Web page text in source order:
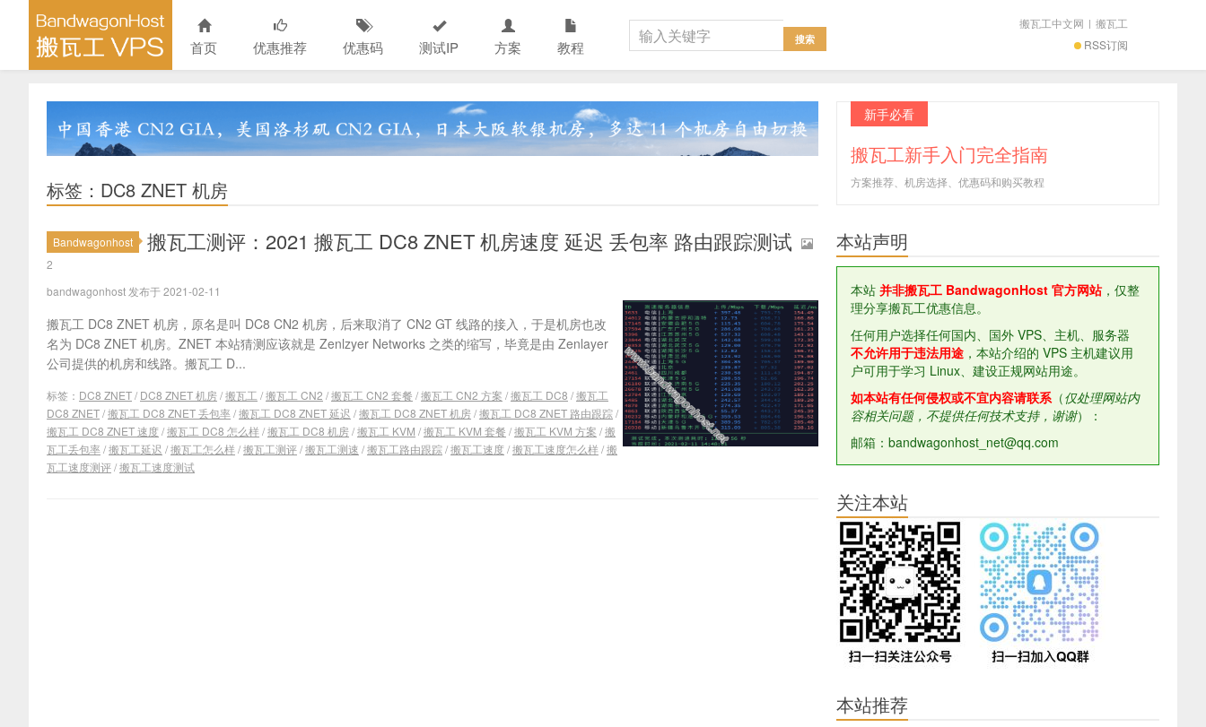
首页 优惠推荐 优惠码 测试IP 方案 教程 RSS订阅
搬瓦工中文网 | 搬瓦工
标签：DC8 ZNET 机房
Bandwagonhost 搬瓦工测评：2021 搬瓦工 DC8 ZNET 机房速度 延迟 丢包率 路由跟踪测试
2
bandwagonhost 发布于 2021-02-11
搬瓦工 DC8 ZNET 机房，原名是叫 DC8 CN2 机房，后来取消了 CN2 GT 线路的接入，于是机房也改
名为 DC8 ZNET 机房。ZNET 本站猜测应该就是 Zenlzyer Networks 之类的缩写，毕竟是由 Zenlayer
公司提供的机房和线路。搬瓦工 D...
标签： DC8 ZNET/ DC8 ZNET 机房/搬瓦工 /搬瓦工 CN2 /搬瓦工 CN2 套餐 /搬瓦工 CN2 方案 /搬瓦工 DC8 /搬瓦工
DC8 ZNET/搬瓦工 DC8 ZNET 丢包率/搬瓦工 DC8 ZNET 延迟 /搬瓦工 DC8 ZNET 机房/搬瓦工 DC8 ZNET 路由跟踪/
搬瓦工 DC8 ZNET 速度/搬瓦工 DC8 怎么样/搬瓦工 DC8 机房/搬瓦工 KVM /搬瓦工 KVM 套餐 /搬瓦工 KVM 方案 /搬
瓦工丢包率/搬瓦工延迟 /搬瓦工怎么样/搬瓦工测评/搬瓦工测速 /搬瓦工路由跟踪/搬瓦工速度/搬瓦工速度怎么样/搬
瓦工速度测评/搬瓦工速度测试
新手必看
搬瓦工新手入门完全指南
方案推荐、机房选择、优惠码和购买教程
本站声明
本站 并非搬瓦工 BandwagonHost 官方网站，仅整
理分享搬瓦工优惠信息。
任何用户选择任何国内、国外 VPS、主机、服务器
不允许用于违法用途 ，本站介绍的 VPS 主机建议用
户可用于学习 Linux、建设正规网站用途。
如本站有任何侵权或不宜内容请联系（仅处理网站内
容相关问题，不提供任何技术支持，谢谢）：
邮箱：bandwagonhost_net@qq.com
关注本站
本站推荐